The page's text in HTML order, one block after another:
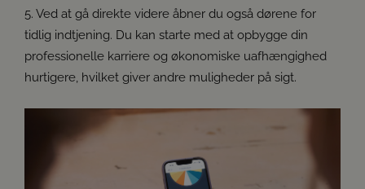
Europa. Fx praktik eller frivilligt arbejde med med
økonomisk og anden støtte fra det europæiske
solidaritetskorps.
5. Ved at gå direkte videre åbner du også dørene for
tidlig indtjening. Du kan starte med at opbygge din
professionelle karriere og økonomiske uafhængighed
hurtigere, hvilket giver andre muligheder på sigt.